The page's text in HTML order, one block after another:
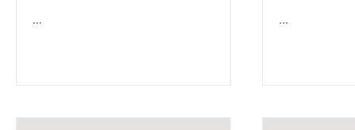
... ...